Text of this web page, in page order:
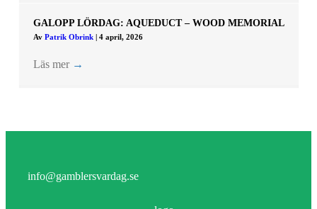
GALOPP LÖRDAG: AQUEDUCT – WOOD MEMORIAL
Av Patrik Obrink 4 april, 2026
Läs mer →
info@gamblersvardag.se